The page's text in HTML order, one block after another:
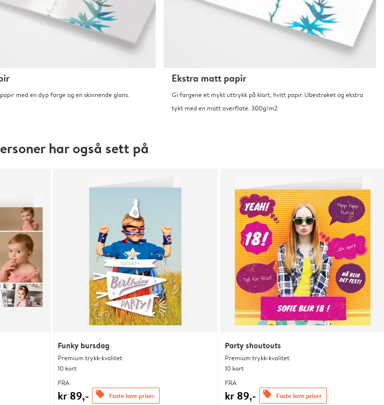
med en dyp farge og en skinnende glans.
Ekstra matt papir
Gi fargene et mykt uttrykk på klart, hvitt papir. Ubestrøket og ekstra
tykt med en matt overflate. 300g/m2
har også sett på
Funky bursdag
Premium trykk-kvalitet
10 kort
FRA
kr 89,- offers Faste lave priser
Party shoutouts
Premium trykk-kvalitet
10 kort
FRA
kr 89,- offers Faste lave priser